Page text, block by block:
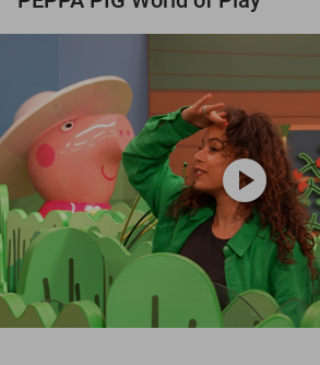
play_circle